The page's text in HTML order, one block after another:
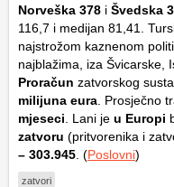
Norveška 378 i Švedska
116,7 i medijan 81,41.
najstrožom kaznenom
najblažima, iza Švicarske,
Proračun zatvorskog
milijuna eura . Prosječno
mjeseci . Lani je u Europi
zatvoru (pritvorenika i
– 303.945 . (Poslovni)
zatvori